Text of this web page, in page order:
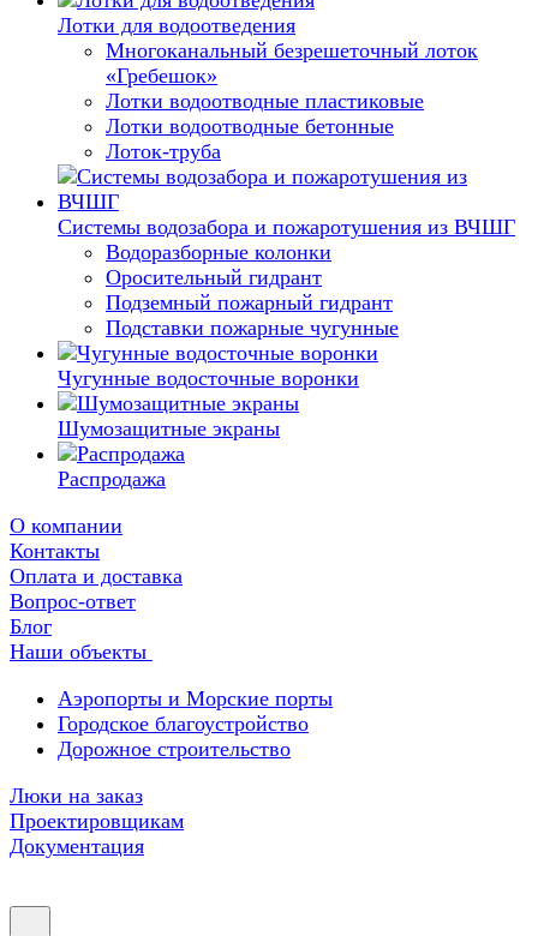
Лотки для водоотведения
Многоканальный безрешеточный лоток
«Гребешок»
Лотки водоотводные пластиковые
Лотки водоотводные бетонные
Лоток-труба
Системы водозабора и пожаротушения из ВЧШГ
Водоразборные колонки
Оросительный гидрант
Подземный пожарный гидрант
Подставки пожарные чугунные
Чугунные водосточные воронки
Шумозащитные экраны
Распродажа
О компании
Контакты
Оплата и доставка
Вопрос-ответ
Блог
Наши объекты
Аэропорты и Морские порты
Городское благоустройство
Дорожное строительство
Люки на заказ
Проектировщикам
Документация